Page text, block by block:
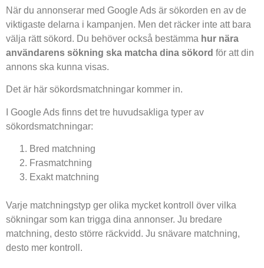
När du annonserar med Google Ads är sökorden en av de
viktigaste delarna i kampanjen. Men det räcker inte att bara
välja rätt sökord. Du behöver också bestämma hur nära
användarens sökning ska matcha dina sökord för att din
annons ska kunna visas.
Det är här sökordsmatchningar kommer in.
I Google Ads finns det tre huvudsakliga typer av
sökordsmatchningar:
Bred matchning
Frasmatchning
Exakt matchning
Varje matchningstyp ger olika mycket kontroll över vilka
sökningar som kan trigga dina annonser. Ju bredare
matchning, desto större räckvidd. Ju snävare matchning,
desto mer kontroll.